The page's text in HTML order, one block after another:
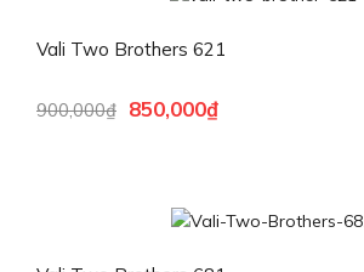
Vali Two Brothers 621
900,000₫ Giá
850,000₫Giá